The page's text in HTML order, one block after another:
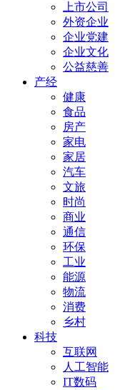
上市公司
外资企业
企业党建
企业文化
公益慈善
产经
健康
食品
房产
家电
家居
汽车
文旅
时尚
商业
通信
环保
工业
能源
物流
消费
乡村
科技
互联网
人工智能
IT数码